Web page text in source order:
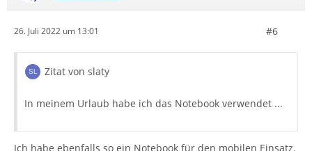
26. Juli 2022 um 13:01 #6
Zitat von slaty
In meinem Urlaub habe ich das Notebook verwendet ...
Ich habe ebenfalls so ein Notebook für den mobilen Einsatz.